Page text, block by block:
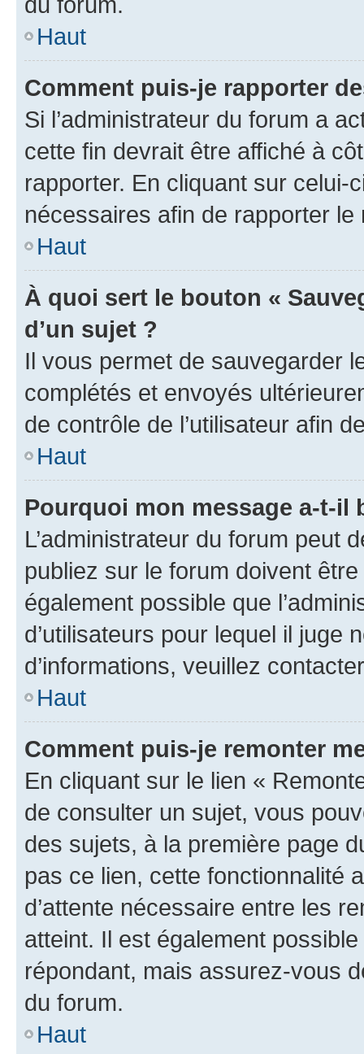
Haut
Comment puis-je rapporter
Si l’administrateur du forum a
cette fin devrait être affiché à
rapporter. En cliquant sur
nécessaires afin de rapporter le
Haut
À quoi sert le bouton «
d’un sujet ?
Il vous permet de sauvegarder
complétés et envoyés
de contrôle de l’utilisateur afin
Haut
Pourquoi mon message a-t-il
L’administrateur du forum peut
publiez sur le forum doivent
également possible que
d’utilisateurs pour lequel il juge
d’informations, veuillez
Haut
Comment puis-je remonter
En cliquant sur le lien «
de consulter un sujet, vous
des sujets, à la première page
pas ce lien, cette fonctionnalité
d’attente nécessaire entre les
atteint. Il est également
répondant, mais assurez-vous
du forum.
Haut